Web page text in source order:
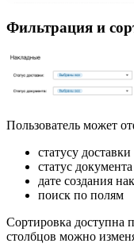
Фильтрация и
Пользователь может
статусу
статус
дате создания
поиск по полям
Сортировка доступна
столбцов можно